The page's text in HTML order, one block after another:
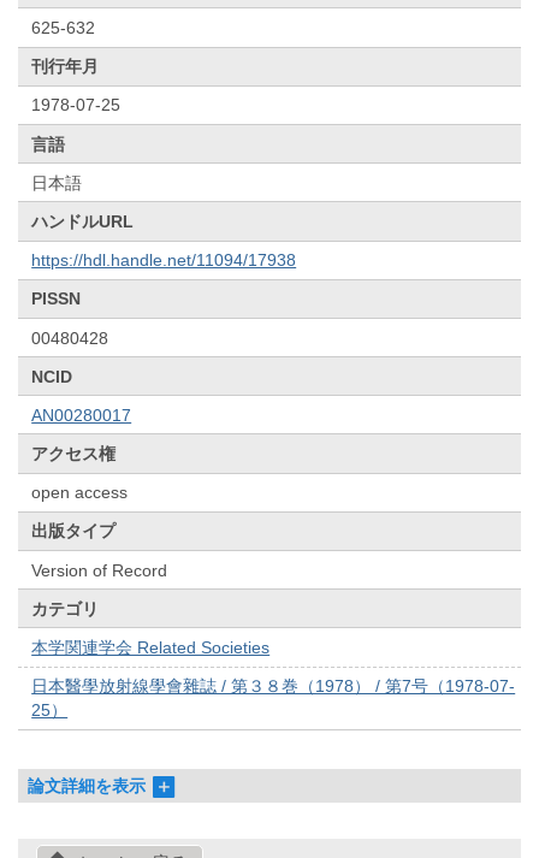
625-632
刊行年月
1978-07-25
言語
日本語
ハンドルURL
https://hdl.handle.net/11094/17938
PISSN
00480428
NCID
AN00280017
アクセス権
open access
出版タイプ
Version of Record
カテゴリ
本学関連学会 Related Societies
日本醫學放射線學會雜誌 / 第３８巻（1978） / 第7号（1978-07-
25）
論文詳細を表示